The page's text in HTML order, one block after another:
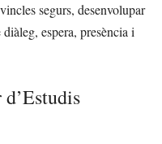
segurs, desenvolupar
espera, presència i